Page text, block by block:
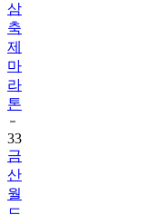
삼
축
제
마
라
톤
33
금
산
월